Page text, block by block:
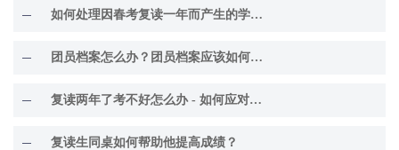
如何处理因春考复读一年而产生的学籍问题？
团员档案怎么办？团员档案应该如何处理？
复读两年了考不好怎么办 - 如何应对考试困境
复读生同桌如何帮助他提高成绩？